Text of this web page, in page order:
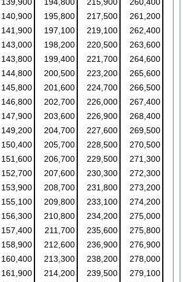
140,900 195,800 217,500
261,200
141,900 197,100 219,100
262,400
143,000 198,200 220,500
263,600
143,800 199,400 221,700
264,600
144,800 200,500 223,200
265,600
145,800 201,600 224,700
266,500
146,800 202,700 226,000
267,400
147,900 203,600 226,900
268,400
149,200 204,700 227,600
269,500
150,400 205,700 228,500
270,500
151,600 206,700 229,500
271,300
152,700 207,600 230,300
272,300
153,900 208,700 231,800
273,200
155,100 209,800 233,100
274,200
156,300 210,800 234,200
275,000
157,400 211,700 235,600
275,800
158,900 212,600 236,900
276,900
160,400 213,300 238,200
278,000
161,900 214,200 239,500
279,100